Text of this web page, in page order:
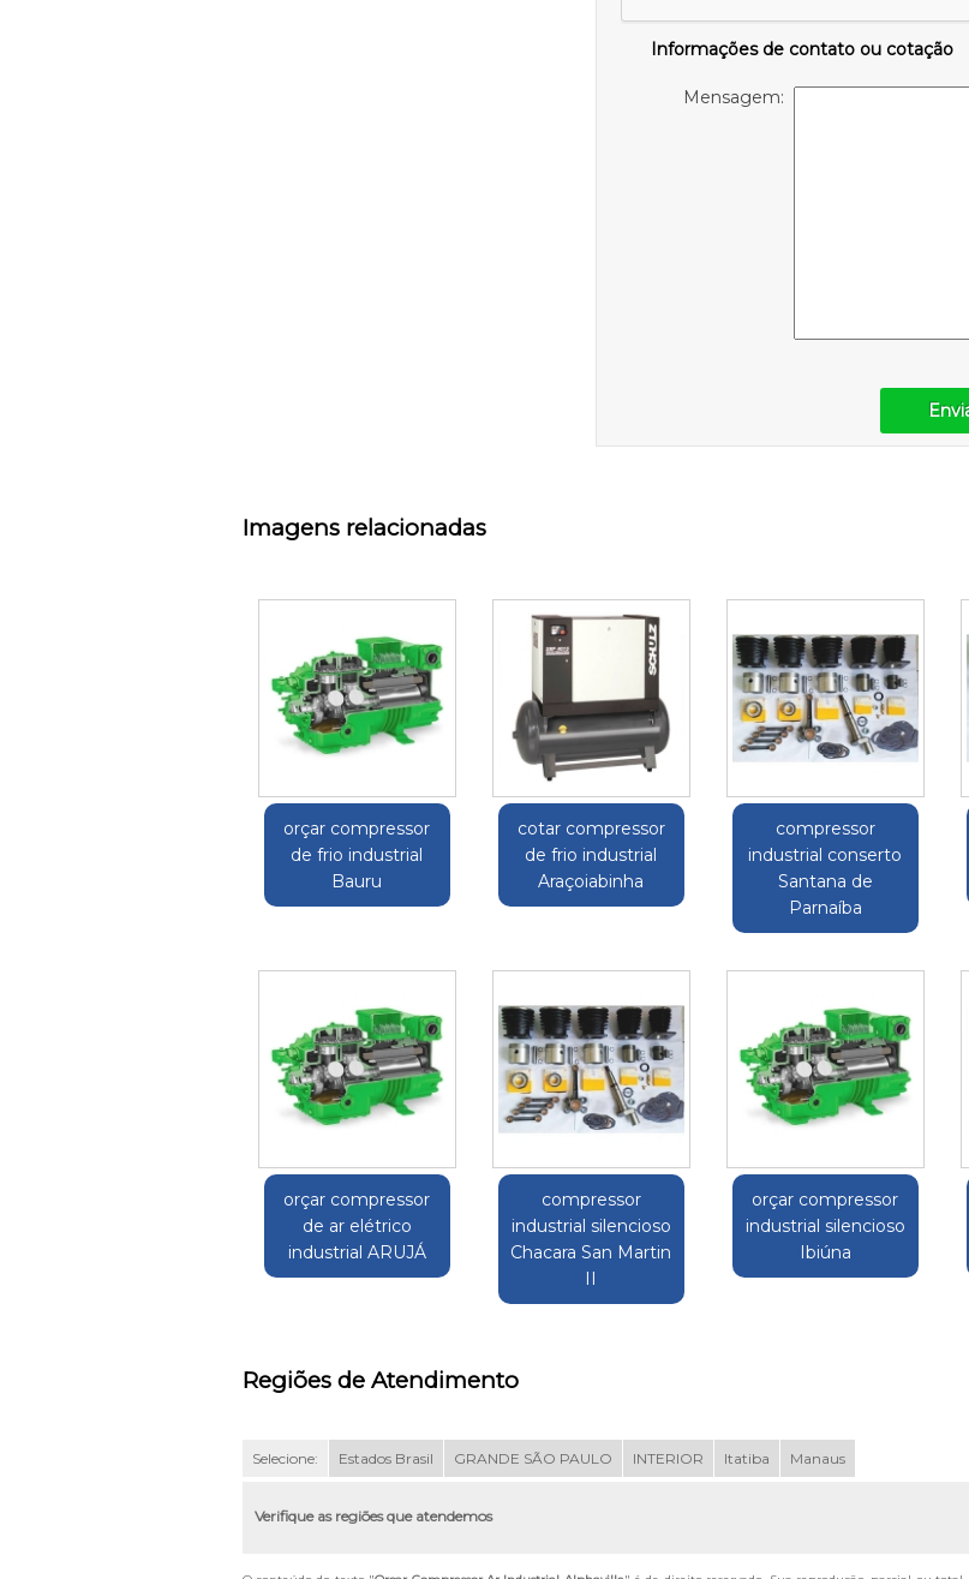
Informações de contato ou cotação
Mensagem:
Imagens relacionadas
orçar compressor
de frio industrial
Bauru
cotar compressor
de frio industrial
Araçoiabinha
compressor
industrial conserto
Santana de
Parnaíba
orçar compressor
de ar elétrico
industrial ARUJÁ
compressor
industrial silencioso
Chacara San Martin
II
orçar compressor
industrial silencioso
Ibiúna
Regiões de Atendimento
Selecione: Estados Brasil GRANDE SÃO PAULO INTERIOR Itatiba Manaus
Verifique as regiões que atendemos